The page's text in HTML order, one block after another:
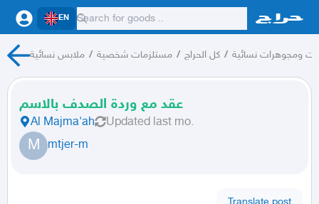
EN
ملابس نسائية / مستلزمات شخصية / كل الحراج / ومجوهرات نسائية
عقد مع وردة الصدف بالاسم
Al Majma'ah Updated last mo.
M mtjer-m